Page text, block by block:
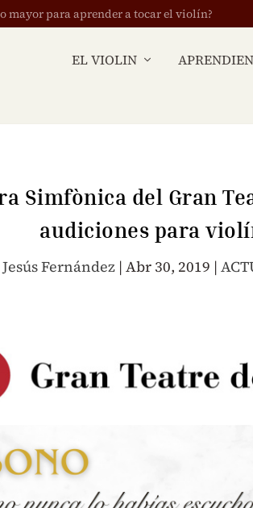
mayor para aprender a tocar el violín?
EL VIOLIN
Simfònica del Gran
audiciones para
Jesús Fernández |Abr 30, 2019 |